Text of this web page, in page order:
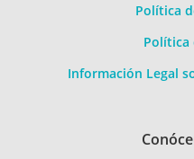
Política
Política
Información Legal